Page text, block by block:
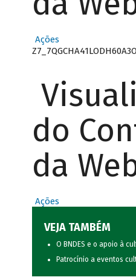
Ações
do
da
Ações
VEJA TAMBÉM
O BNDES e o apoio à
Patrocínio a eventos